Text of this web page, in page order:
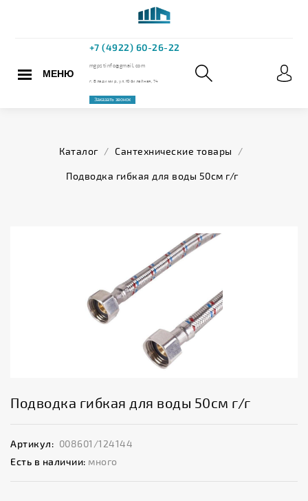
МЕНЮ
Каталог / Сантехнические товары /
Подводка гибкая для воды 50см г/г
Подводка гибкая для воды 50см г/г
Артикул: 008601/124144
Есть в наличии: много